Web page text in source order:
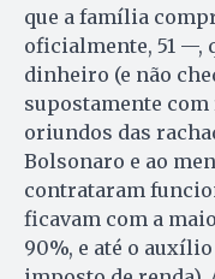
que a família
oficialmente, 51 —,
dinheiro (e não
supostamente
oriundos das
Bolsonaro e ao
contrataram
ficavam com a
90%, e até o